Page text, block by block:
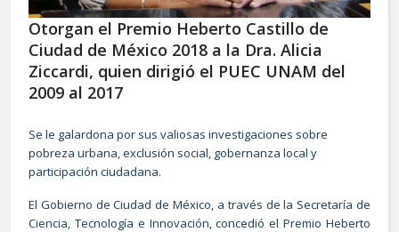
Otorgan el Premio Heberto Castillo de
Ciudad de México 2018 a la Dra. Alicia
Ziccardi, quien dirigió el PUEC UNAM del
2009 al 2017
Se le galardona por sus valiosas investigaciones sobre
pobreza urbana, exclusión social, gobernanza local y
participación ciudadana.
El Gobierno de Ciudad de México, a través de la Secretaría de
Ciencia, Tecnología e Innovación, concedió el Premio Heberto